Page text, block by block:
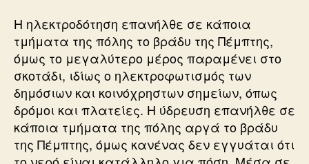
Η ηλεκτροδότηση επανήλθε σε κάποια
τμήματα της πόλης το βράδυ της Πέμπτης,
όμως το μεγαλύτερο μέρος παραμένει στο
σκοτάδι, ιδίως ο ηλεκτροφωτισμός των
δημόσιων και κοινόχρηστων σημείων, όπως
δρόμοι και πλατείες. Η ύδρευση επανήλθε σε
κάποια τμήματα της πόλης αργά το βράδυ
της Πέμπτης, όμως κανένας δεν εγγυάται ότι